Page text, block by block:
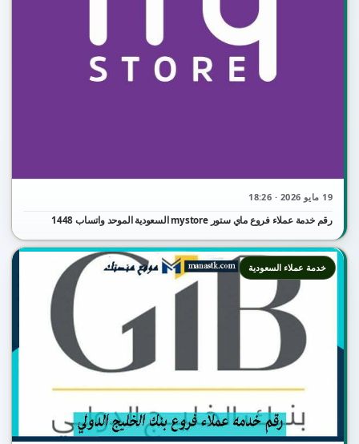
19 مايو 2026 · 18:26
رقم خدمة عملاء فروع ماي ستور mystore السعودية الموحد واتساب 1448
خدمة عملاء السعودية